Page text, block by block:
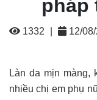
pháp
1332 12/
Làn da mịn màng,
nhiều chị em phụ